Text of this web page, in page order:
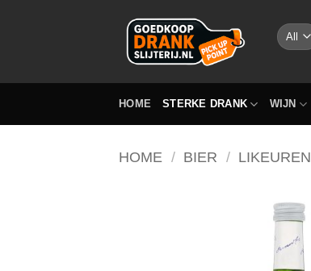
HOME STERKE DRANK WIJN
HOME / BIER / LIKEUREN